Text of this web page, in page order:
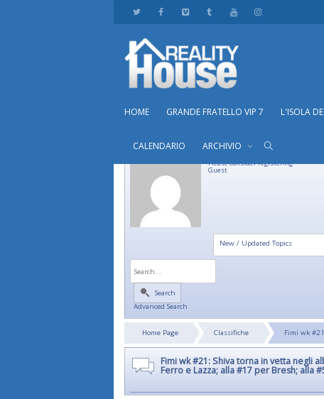
HOME GRANDE FRATELLO VIP 7 L'ISOLA
CALENDARIO ARCHIVIO
Please consider registering
Guest
New / Updated Topics
Search
Advanced Search
Home Page Classifiche Fimi wk
Fimi wk #21: Shiva torna in vetta negli
Ferro e Lazza; alla #17 per Bresh; alla